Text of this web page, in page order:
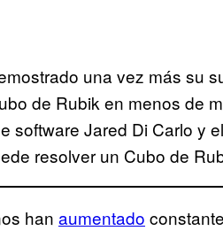
una vez más su
de Rubik en menos de
software Jared Di Carlo y
resolver un Cubo de
han aumentado